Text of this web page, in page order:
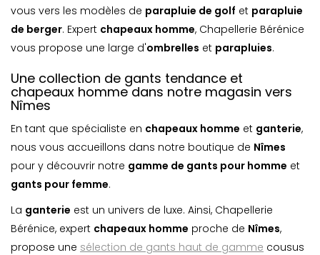
vous vers les modèles de parapluie de golf et parapluie
de berger. Expert chapeaux homme, Chapellerie Bérénice
vous propose une large d'ombrelles et parapluies.
Une collection de gants tendance et
chapeaux homme dans notre magasin vers
Nîmes
En tant que spécialiste en chapeaux homme et ganterie,
nous vous accueillons dans notre boutique de Nîmes
pour y découvrir notre gamme de gants pour homme et
gants pour femme.
La ganterie est un univers de luxe. Ainsi, Chapellerie
Bérénice, expert chapeaux homme proche de Nîmes,
propose une sélection de gants haut de gamme cousus